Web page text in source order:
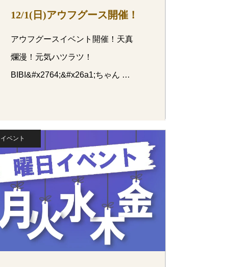
12/1(日)アウフグース開催！
アウフグースイベント開催！天真
爛漫！元気ハツラツ！
BIBI&#x2764;&#x26a1;ちゃん …
イベント